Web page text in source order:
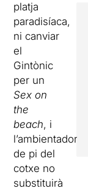
platja
paradisíaca,
ni canviar
el
Gintònic
per un
Sex on
the
beach, i
l’ambientador
de pi del
cotxe no
substituirà